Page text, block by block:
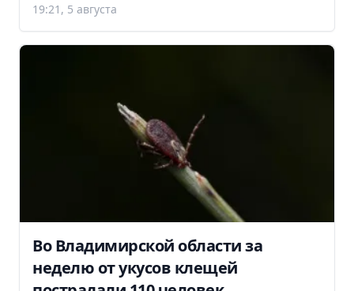
19:21, 5 августа
Во Владимирской области за
неделю от укусов клещей